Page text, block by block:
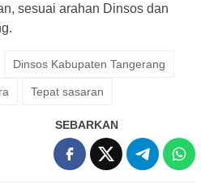
sesuai arahan Dinsos dan
Dinsos Kabupaten Tangerang
Tepat sasaran
SEBARKAN